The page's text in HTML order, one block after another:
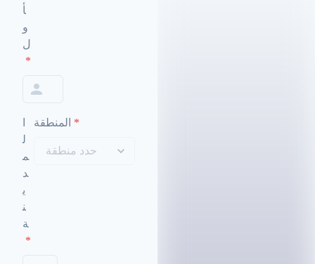
أ
و
ل
*
ل
م
د
ي
ن
ة
*
المنطقة *